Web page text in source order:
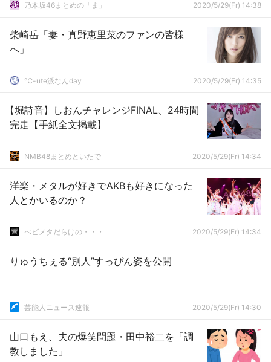
乃木坂46まとめの「ま」 2020/5/29(Fr) 14:38
柴崎岳「妻・真野恵里菜のファンの皆様
へ」
℃-ute派なんday 2020/5/29(Fr) 14:35
【堀詩音】しおんチャレンジFINAL、24時間
完走【手紙全文掲載】
NMB48まとめといたで 2020/5/29(Fr) 14:34
洋楽・メタルが好きでAKBも好きになった
人とかいるのか？
べビメタだらけの・・・ 2020/5/29(Fr) 14:34
りゅうちぇる“別人”すっぴん姿を公開
芸能人ニュース速報 2020/5/29(Fr) 14:30
山口もえ、夫の爆笑問題・田中裕二を「調
教しました」